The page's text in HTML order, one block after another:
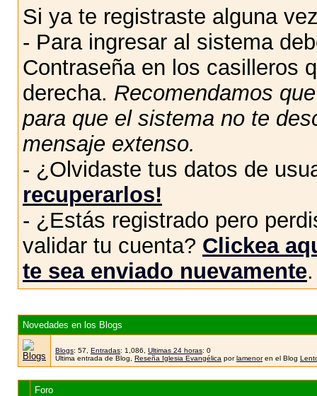
Si ya te registraste alguna
- Para ingresar al sistema
Contraseña en los casilleros
derecha. Recomendamos
para que el sistema no te
mensaje extenso.
- ¿Olvidaste tus datos de
recuperarlos!
- ¿Estás registrado pero
validar tu cuenta? Clickea
te sea enviado nuevamente.
Novedades en los Blogs
Blogs: 57, Entradas: 1,086, Ultimas 24 horas: 0
Ultima entrada de Blog, Reseña Iglesia Evangélica porlamenoren el Blog
Foro